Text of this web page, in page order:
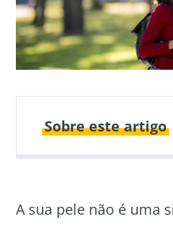
Sobre este artigo
A sua pele não é uma